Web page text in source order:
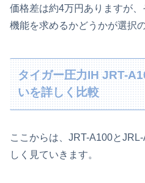
価格差は約4万円ありますが
機能を求めるかどうかが選択
タイガー圧力IH JRT-
いを詳しく比較
ここからは、JRT-A100と
しく見ていきます。